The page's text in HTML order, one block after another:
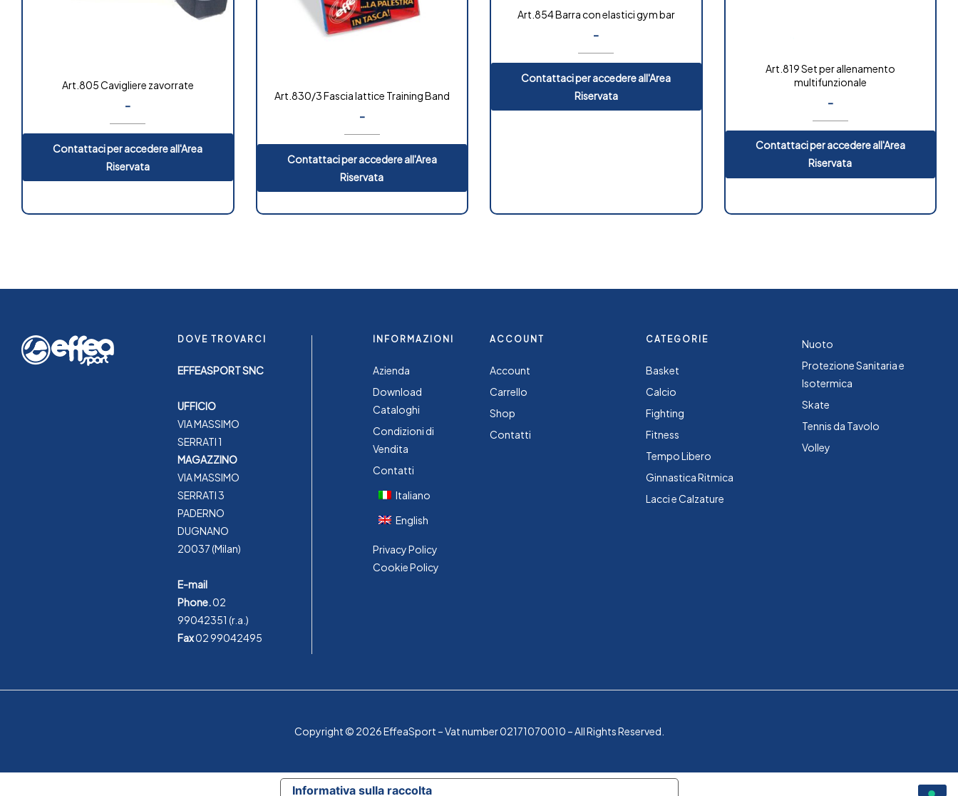
Art.805 Cavigliere zavorrate
-
Contattaci per accedere all'Area
Riservata
Art.830/3 Fascia lattice Training Band
-
Contattaci per accedere all'Area
Riservata
Art.854 Barra con elastici gym bar
-
Contattaci per accedere all'Area
Riservata
Art.819 Set per allenamento
multifunzionale
-
Contattaci per accedere all'Area
Riservata
DOVE TROVARCI
EFFEASPORT SNC
UFFICIO
VIA MASSIMO
SERRATI 1
MAGAZZINO
VIA MASSIMO
SERRATI 3
PADERNO
DUGNANO
20037 (Milan)
E-mail
Phone.02
99042351 (r.a.)
Fax02 99042495
INFORMAZIONI
Azienda
Download
Cataloghi
Condizioni di
Vendita
Contatti
Italiano
English
Privacy Policy
Cookie Policy
ACCOUNT
Account
Carrello
Shop
Contatti
CATEGORIE
Basket
Calcio
Fighting
Fitness
Tempo Libero
Ginnastica Ritmica
Lacci e Calzature
Nuoto
Protezione Sanitaria e
Isotermica
Skate
Tennis da Tavolo
Volley
Copyright © 2026 EffeaSport – Vat number 02171070010 – All Rights Reserved.
Informativa sulla raccolta